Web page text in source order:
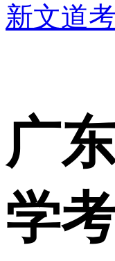
新文道
广
学